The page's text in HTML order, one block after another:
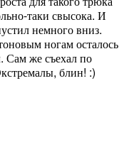
таки свысока. И
немного вниз.
ногам осталось
Сам же съехал по
блин! :)